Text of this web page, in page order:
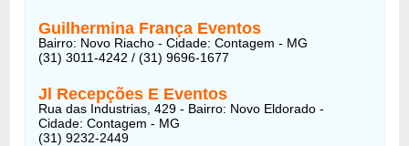
Guilhermina França Eventos
Bairro: Novo Riacho - Cidade: Contagem - MG
(31) 3011-4242 / (31) 9696-1677
Jl Recepções E Eventos
Rua das Industrias, 429 - Bairro: Novo Eldorado -
Cidade: Contagem - MG
(31) 9232-2449